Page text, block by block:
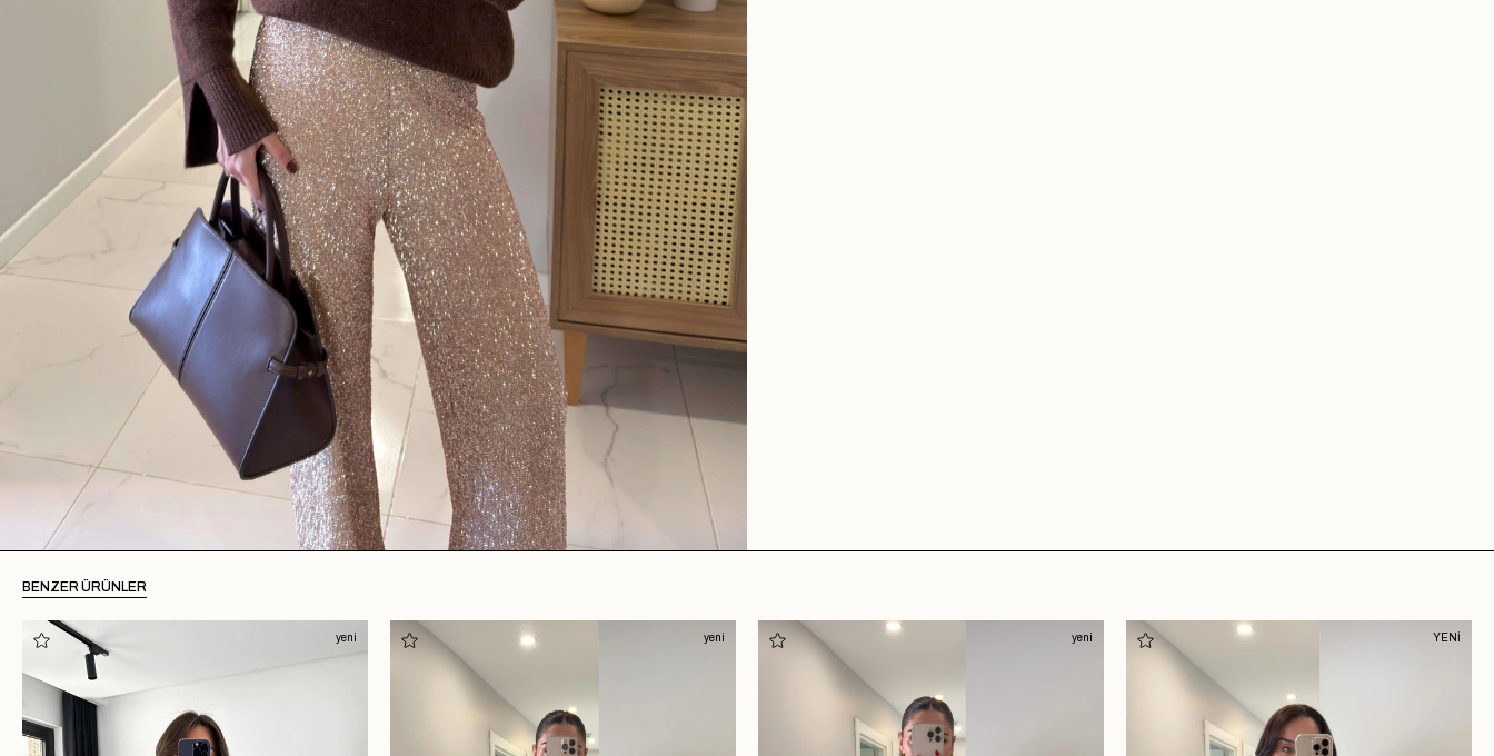
BENZER ÜRÜNLER
yeni yeni yeni YENİ